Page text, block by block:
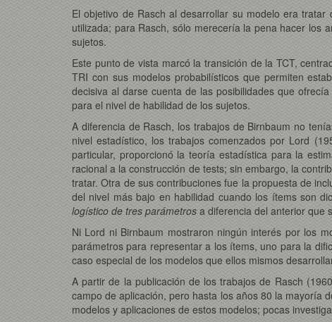
El objetivo de Rasch al desarrollar su modelo era
utilizada; para Rasch, sólo merecería la pena hacer los
sujetos.
Este punto de vista marcó la transición de la TCT,
TRI con sus modelos probabilísticos que permiten
decisiva al darse cuenta de las posibilidades que
para el nivel de habilidad de los sujetos.
A diferencia de Rasch, los trabajos de Birnbaum no
nivel estadístico, los trabajos comenzados por Lord
particular, proporcionó la teoría estadística para la
racional a la construcción de tests; sin embargo, la
tratar. Otra de sus contribuciones fue la propuesta de
del nivel más bajo en habilidad cuando los ítems son
logístico de tres parámetros a diferencia del anterior que
Ni Lord ni Birnbaum mostraron ningún interés por los
parámetros para representar a los ítems, uno para la
caso especial de los modelos que ellos mismos
A partir de la publicación de los trabajos de Rasch
campo de aplicación, pero hasta los años 80 la mayoría
modelos y aplicaciones de estos modelos; pocas